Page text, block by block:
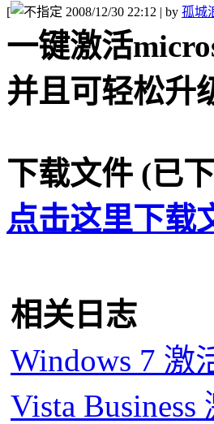
[
2008/12/30 22:12 | by 孤城
一键激活
并且可轻松升
下载文件 (已
点击这里下载
相关日志
Windows 7 激
Vista Business